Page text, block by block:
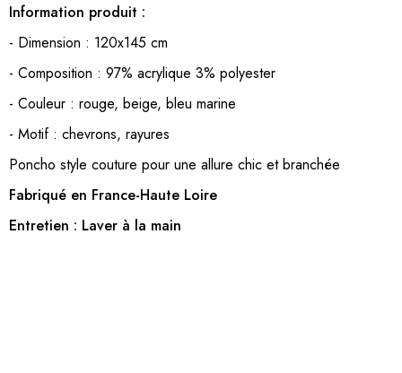
Information produit :
- Dimension : 120x145 cm
- Composition : 97% acrylique 3% polyester
- Couleur : rouge, beige, bleu marine
- Motif : chevrons, rayures
Poncho style couture pour une allure chic et branchée
Fabriqué en France-Haute Loire
Entretien : Laver à la main